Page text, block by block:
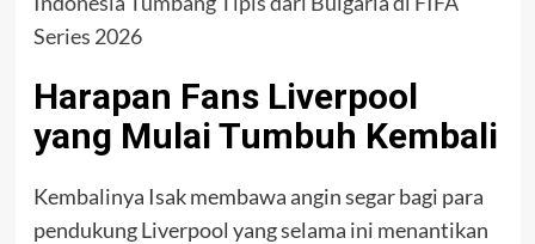
Series 2026
Harapan Fans Liverpool
yang Mulai Tumbuh Kembali
Kembalinya Isak membawa angin segar bagi para
pendukung Liverpool yang selama ini menantikan